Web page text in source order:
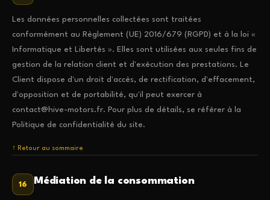
Les données personnelles collectées sont traitées
conformément au Règlement (UE) 2016/679 (RGPD) et à la loi «
Informatique et Libertés ». Elles sont utilisées aux seules fins de
gestion de la relation client et d'exécution des prestations. Le
Client dispose d'un droit d'accès, de rectification, d'effacement,
d'opposition et de portabilité, qu'il peut exercer à
contact@hive-motors.fr. Pour plus de détails, se référer à la
Politique de confidentialité du site.
↑ Retour au sommaire
16 Médiation de la consommation